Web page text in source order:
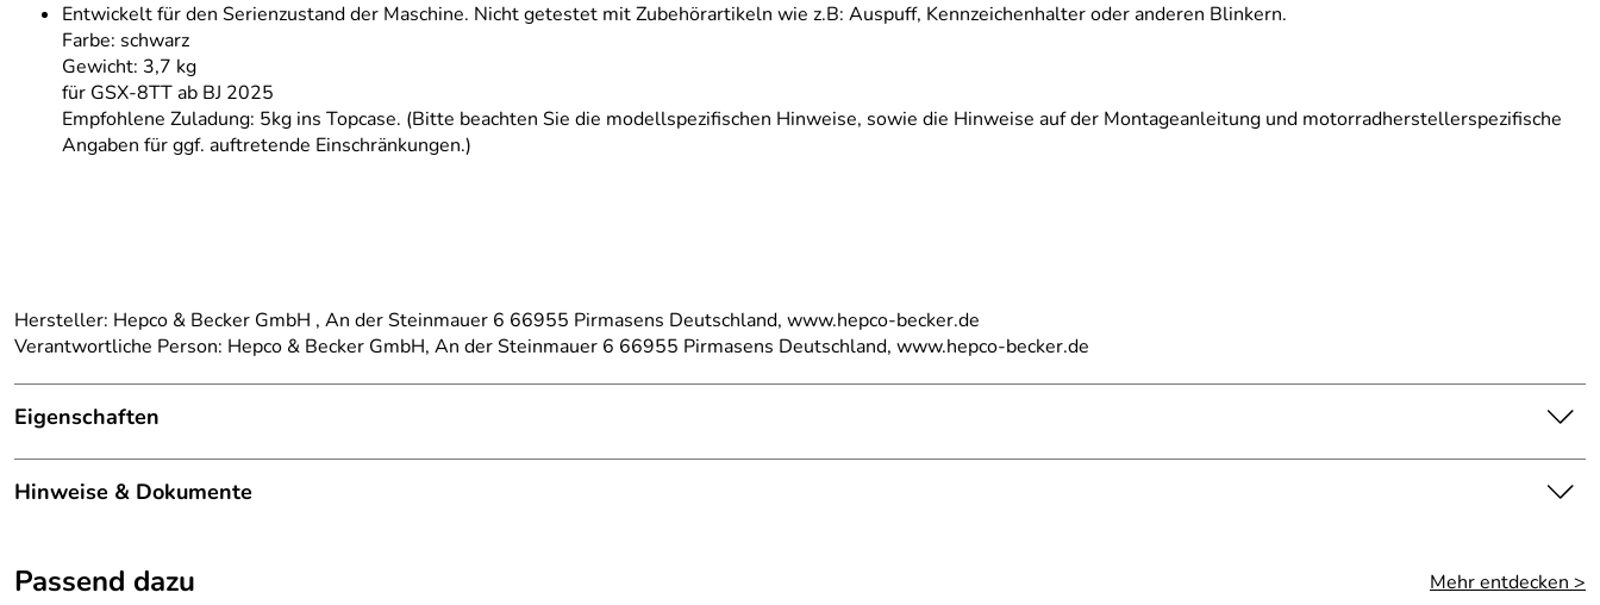
Entwickelt für den Serienzustand der Maschine. Nicht getestet mit Zubehörartikeln wie z.B: Auspuff, Kennzeichenhalter oder anderen Blinkern.
Farbe: schwarz
Gewicht: 3,7 kg
für GSX-8TT ab BJ 2025
Empfohlene Zuladung: 5kg ins Topcase. (Bitte beachten Sie die modellspezifischen Hinweise, sowie die Hinweise auf der Montageanleitung und motorradherstellerspezifische
Angaben für ggf. auftretende Einschränkungen.)
Hersteller: Hepco & Becker GmbH , An der Steinmauer 6 66955 Pirmasens Deutschland, www.hepco-becker.de
Verantwortliche Person: Hepco & Becker GmbH, An der Steinmauer 6 66955 Pirmasens Deutschland, www.hepco-becker.de
Eigenschaften
Details
Marke:
Hepco Becker
Hinweise & Dokumente
Passend dazu Mehr entdecken >